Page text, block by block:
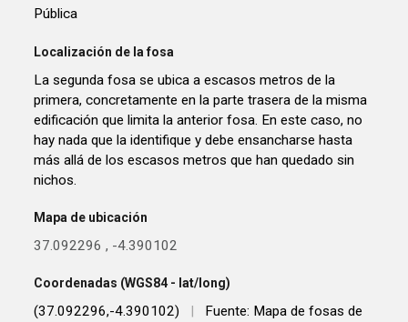
Pública
Localización de la fosa
La segunda fosa se ubica a escasos metros de la
primera, concretamente en la parte trasera de la misma
edificación que limita la anterior fosa. En este caso, no
hay nada que la identifique y debe ensancharse hasta
más allá de los escasos metros que han quedado sin
nichos.
Mapa de ubicación
37.092296 , -4.390102
Coordenadas (WGS84 - lat/long)
(37.092296,-4.390102)
Fuente: Mapa de fosas de